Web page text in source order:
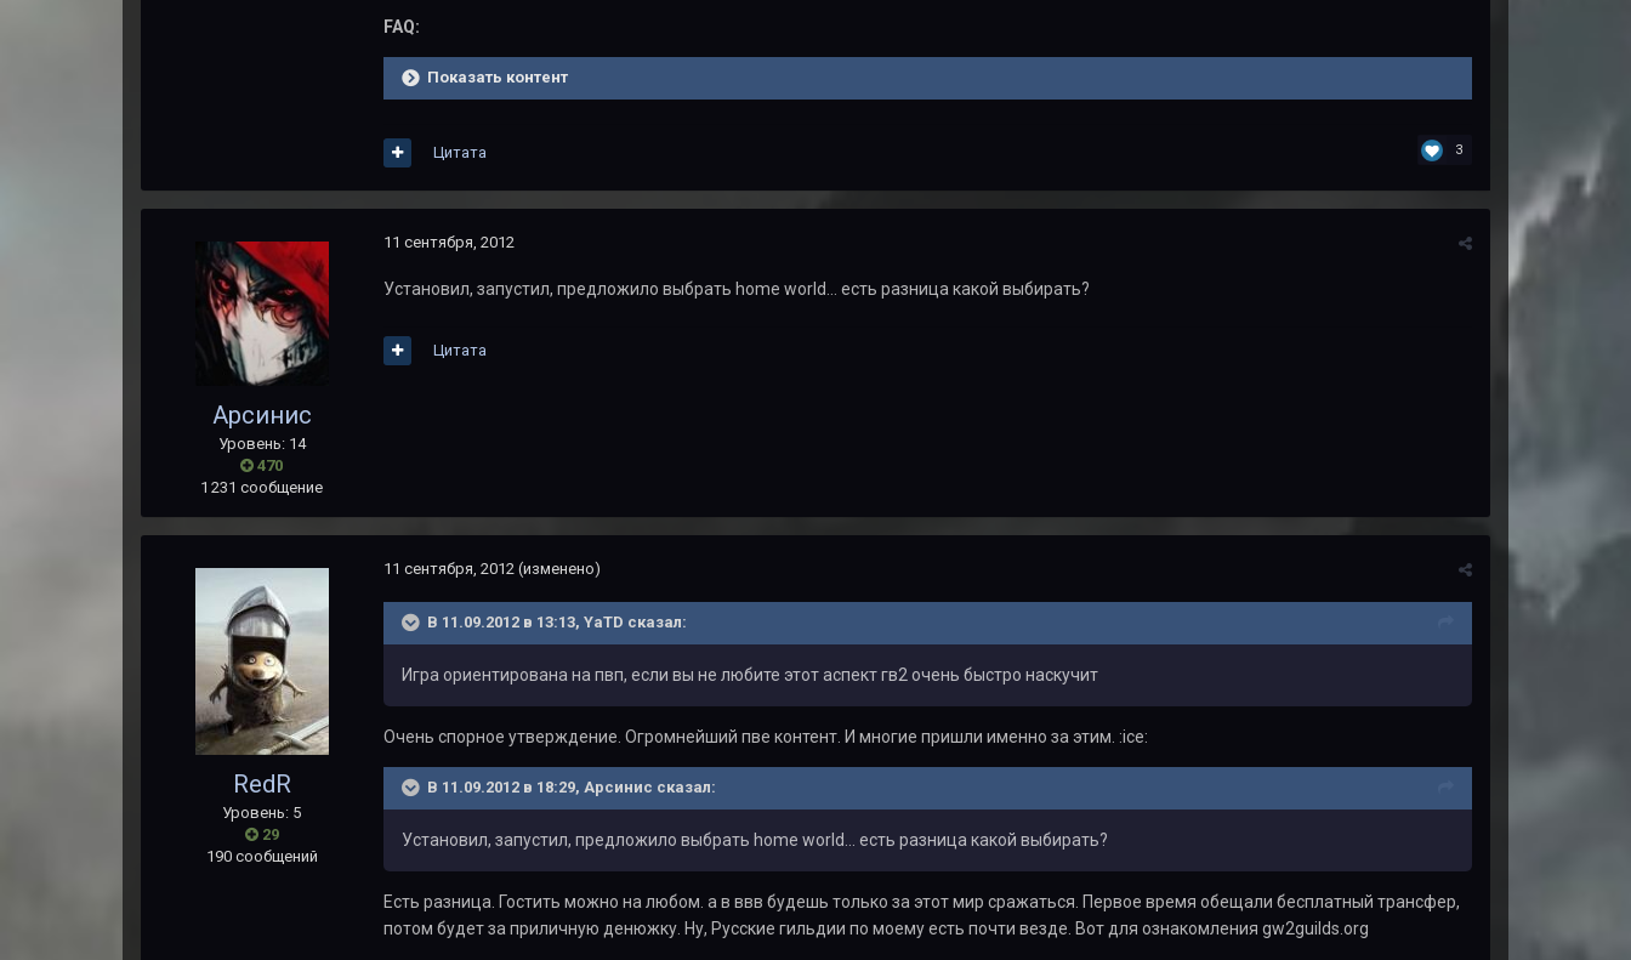
FAQ:
Показать контент
3
Цитата
Арсинис
Уровень: 14
470
1 231 сообщение
11 сентября, 2012
Установил, запустил, предложило выбрать home world... есть разница какой выбирать?
Цитата
RedR
Уровень: 5
29
190 сообщений
11 сентября, 2012 (изменено)
В 11.09.2012 в 13:13, YaTD сказал:
Игра ориентирована на пвп, если вы не любите этот аспект гв2 очень быстро наскучит
Очень спорное утверждение. Огромнейший пве контент. И многие пришли именно за этим. :ice:
В 11.09.2012 в 18:29, Арсинис сказал:
Установил, запустил, предложило выбрать home world... есть разница какой выбирать?
Есть разница. Гостить можно на любом. а в ввв будешь только за этот мир сражаться. Первое время обещали бесплатный трансфер,
потом будет за приличную денюжку. Ну, Русские гильдии по моему есть почти везде. Вот для ознакомления gw2guilds.org